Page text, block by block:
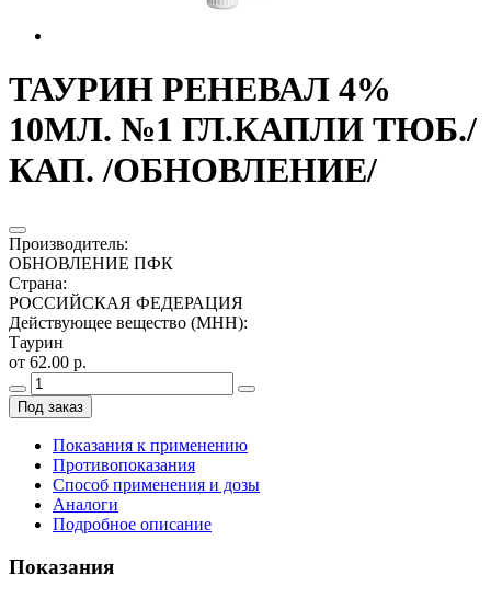
ТАУРИН РЕНЕВАЛ 4%
10МЛ. №1 ГЛ.КАПЛИ ТЮБ./
КАП. /ОБНОВЛЕНИЕ/
Производитель:
ОБНОВЛЕНИЕ ПФК
Страна:
РОССИЙСКАЯ ФЕДЕРАЦИЯ
Действующее вещество (МНН):
Таурин
от 62.00 р.
Под заказ
Показания к применению
Противопоказания
Способ применения и дозы
Аналоги
Подробное описание
Показания